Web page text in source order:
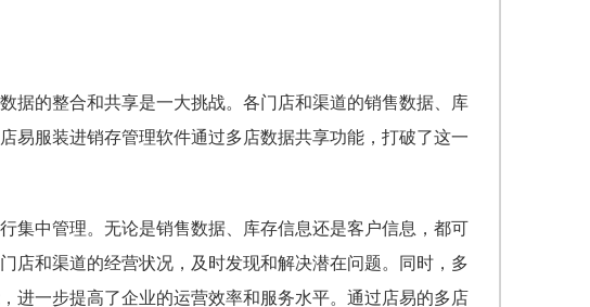
据的整合和共享是一大挑战。各门店和渠道的销售数据、库
易服装进销存管理软件通过多店数据共享功能，打破了这一
集中管理。无论是销售数据、库存信息还是客户信息，都可
店和渠道的经营状况，及时发现和解决潜在问题。同时，多
进一步提高了企业的运营效率和服务水平。通过店易的多店